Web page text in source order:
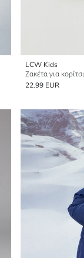
LCW Kids
22.99 EUR